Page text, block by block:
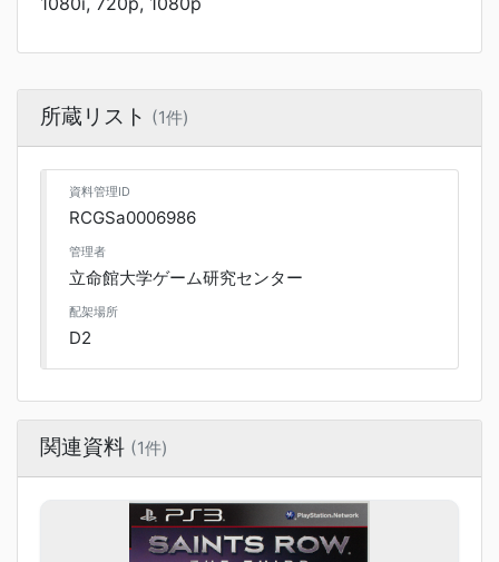
所蔵リスト (1件)
資料管理ID
RCGSa0006986
管理者
立命館大学ゲーム研究センター
配架場所
D2
関連資料 (1件)